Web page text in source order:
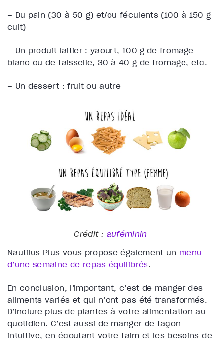
– Du pain (30 à 50 g) et/ou féculents (100 à 150 g
cuit)
– Un produit laitier : yaourt, 100 g de fromage
blanc ou de faisselle, 30 à 40 g de fromage, etc.
– Un dessert : fruit ou autre
Crédit : auféminin
Nautilus Plus vous propose également un menu
d’une semaine de repas équilibrés.
En conclusion, l’important, c’est de manger des
aliments variés et qui n’ont pas été transformés.
D’inclure plus de plantes à votre alimentation au
quotidien. C’est aussi de manger de façon
intuitive, en écoutant votre faim et les besoins de